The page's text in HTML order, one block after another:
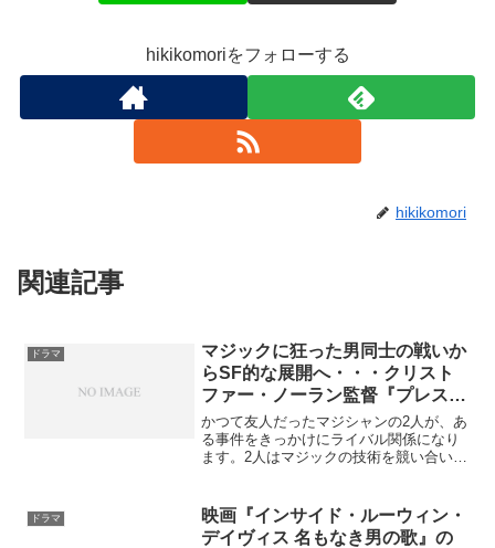
hikikomoriをフォローする
hikikomori
関連記事
ドラマ
マジックに狂った男同士の戦いか
らSF的な展開へ・・・クリスト
ファー・ノーラン監督『プレステ
ージ』ストーリーと感想
かつて友人だったマジシャンの2人が、あ
る事件をきっかけにライバル関係になり
ます。2人はマジックの技術を競い合い、
になります。「手段を選ばないマジック
対決」2人の男性は...
ドラマ
映画『インサイド・ルーウィン・
デイヴィス 名もなき男の歌』の